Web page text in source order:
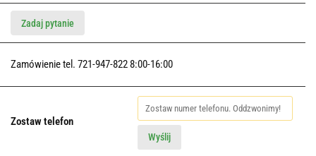
Zadaj pytanie
Zamówienie tel. 721-947-822 8:00-16:00
Zostaw telefon
Wyślij